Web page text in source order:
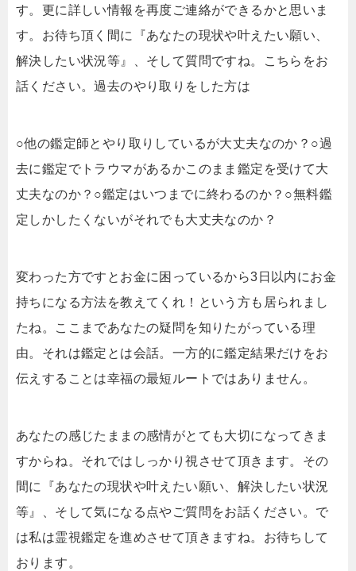
す。更に詳しい情報を再度ご連絡ができるかと思いま
す。お待ち頂く間に『あなたの現状や叶えたい願い、
解決したい状況等』、そして質問ですね。こちらをお
話ください。過去のやり取りをした方は
○他の鑑定師とやり取りしているが大丈夫なのか？○過
去に鑑定でトラウマがあるかこのまま鑑定を受けて大
丈夫なのか？○鑑定はいつまでに終わるのか？○無料鑑
定しかしたくないがそれでも大丈夫なのか？
変わった方ですとお金に困っているから3日以内にお金
持ちになる方法を教えてくれ！という方も居られまし
たね。ここまであなたの疑問を知りたがっている理
由。それは鑑定とは会話。一方的に鑑定結果だけをお
伝えすることは幸福の最短ルートではありません。
あなたの感じたままの感情がとても大切になってきま
すからね。それではしっかり視させて頂きます。その
間に『あなたの現状や叶えたい願い、解決したい状況
等』、そして気になる点やご質問をお話ください。で
は私は霊視鑑定を進めさせて頂きますね。お待ちして
おります。